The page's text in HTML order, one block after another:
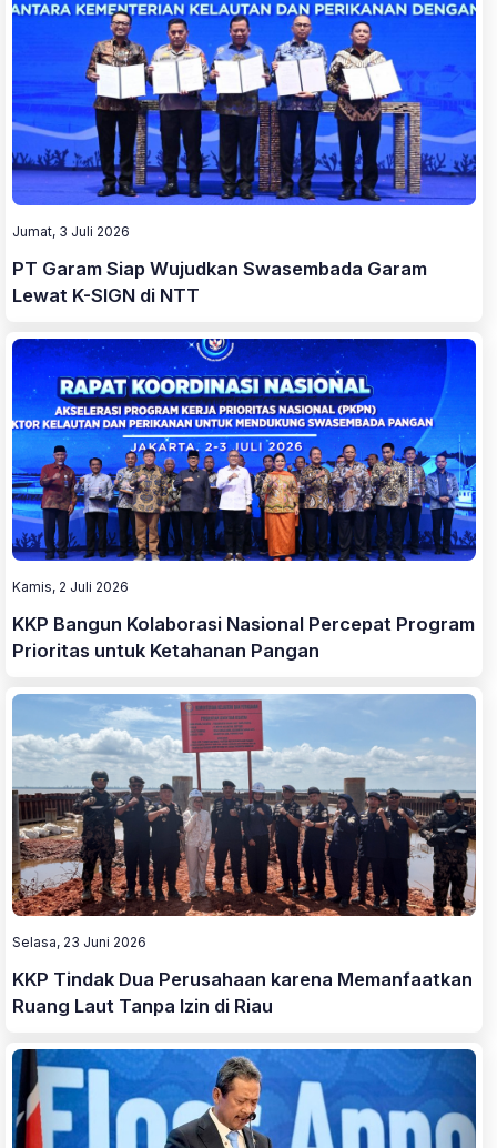
Jumat, 3 Juli 2026
PT Garam Siap Wujudkan Swasembada Garam
Lewat K-SIGN di NTT
Kamis, 2 Juli 2026
KKP Bangun Kolaborasi Nasional Percepat Program
Prioritas untuk Ketahanan Pangan
Selasa, 23 Juni 2026
KKP Tindak Dua Perusahaan karena Memanfaatkan
Ruang Laut Tanpa Izin di Riau